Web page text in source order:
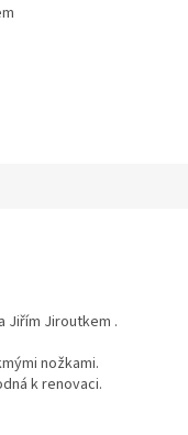
Jiřím Jiroutkem .
nožkami.
k renovaci.